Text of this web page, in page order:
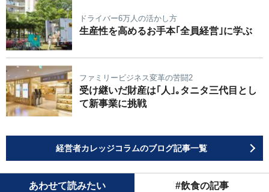
ドライバー6万人の活かし方
生産性を高めるお手本｢全員経営｣に学ぶ
ファミリービジネス変革の苦闘2
受け継いだ財産は｢人｣｡タニタ三代目とし
て新事業に挑戦
経営者カレッジコラムのブログ記事一覧
あわせて読みたい #飲食の記事